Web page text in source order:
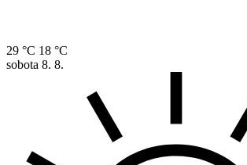
29 °C 18 °C
sobota 8. 8.